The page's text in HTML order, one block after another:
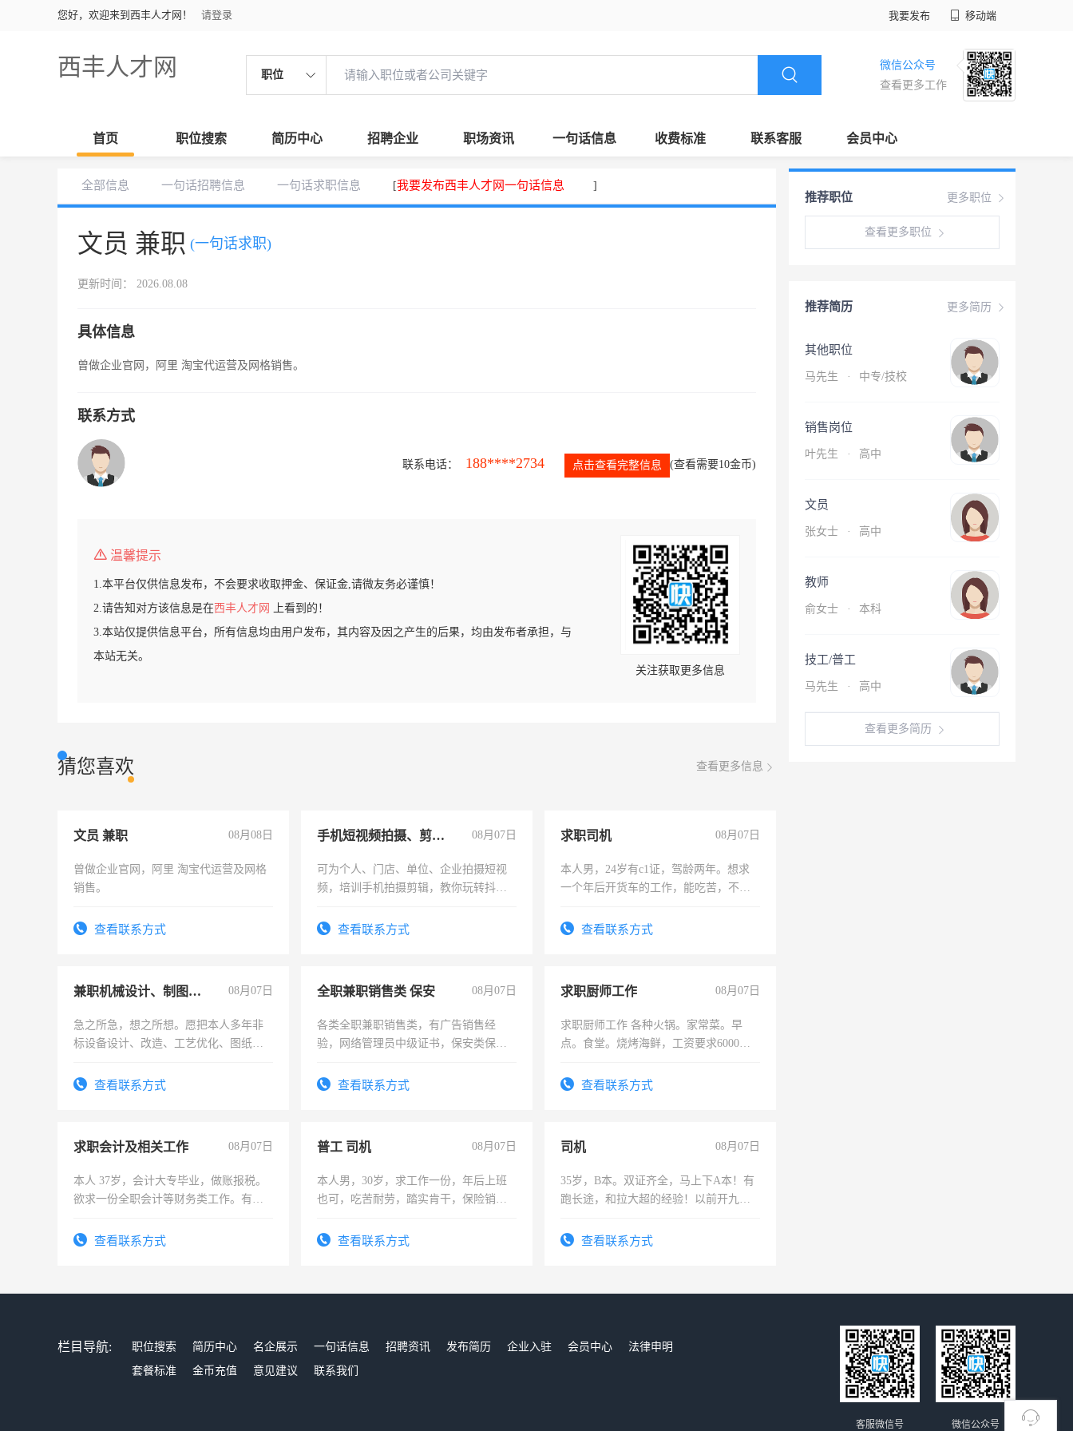
您好，欢迎来到西丰人才网！ 请登录 我要发布 移动端
西丰人才网 职位
微信公众号
查看更多工作
首页 职位搜索 简历中心 招聘企业 职场资讯 一句话信息 收费标准 联系客服 会员中心
全部信息 一句话招聘信息 一句话求职信息 [我要发布西丰人才网一句话信息 ]
文员 兼职 (一句话求职)
更新时间： 2026.08.08
具体信息
曾做企业官网，阿里 淘宝代运营及网格销售。
联系方式
联系电话： 188****2734 点击查看完整信息 (查看需要10金币)
温馨提示
1.本平台仅供信息发布，不会要求收取押金、保证金,请微友务必谨慎！
2.请告知对方该信息是在西丰人才网
上看到的！
3.本站仅提供信息平台，所有信息均由用户发布，其内容及因之产生的后果，均由发布者承担，与
本站无关。
关注获取更多信息
猜您喜欢 查看更多信息
文员 兼职 08月08日
曾做企业官网，阿里 淘宝代运营及网格
销售。
查看联系方式
手机短视频拍摄、剪辑、抖音快手 08月07日
可为个人、门店、单位、企业拍摄短视
频，培训手机拍摄剪辑，教你玩转抖音
频，培训手机拍摄剪辑，教你玩转抖
查看联系方式
求职司机 08月07日
本人男，24岁有c1证，驾龄两年。想求
一个年后开货车的工作，能吃苦，不怕
查看联系方式
兼职机械设计、制图、设备改造 08月07日
急之所急，想之所想。愿把本人多年非
标设备设计、改造、工艺优化、图纸制
结识有识之士，共享未来。
查看联系方式
全职兼职销售类 保安 08月07日
各类全职兼职销售类，有广告销售经
验，网络管理员中级证书，保安类保安
有高低压电工证和十几年工作经验
查看联系方式
求职厨师工作 08月07日
求职厨师工作 各种火锅。家常菜。早
点。食堂。烧烤海鲜，工资要求6000以
查看联系方式
求职会计及相关工作 08月07日
本人 37岁，会计大专毕业，做账报税。
欲求一份全职会计等财务类工作。有会
查看联系方式
普工 司机 08月07日
本人男，30岁，求工作一份，年后上班
也可，吃苦耐劳，踏实肯干，保险销售
查看联系方式
司机 08月07日
35岁，B本。双证齐全，马上下A本！有
跑长途，和拉大超的经验！以前开九米
查看联系方式
更多职位
推荐职位
查看更多职位
更多简历
推荐简历
其他职位
马先生 · 中专/技校
销售岗位
叶先生 · 高中
文员
张女士 · 高中
教师
俞女士 · 本科
技工/普工
马先生 · 高中
查看更多简历
栏目导航: 职位搜索 简历中心 名企展示 一句话信息 招聘资讯 发布简历 企业入驻 会员中心
法律申明
套餐标准
金币充值 意见建议 联系我们
微信公众号
客服微信号